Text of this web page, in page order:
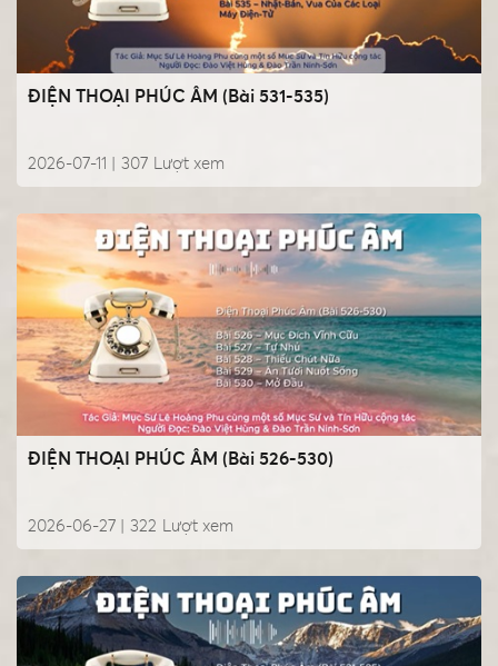
ĐIỆN THOẠI PHÚC ÂM (Bài 531-535)
2026-07-11 | Lượt xem
307
ĐIỆN THOẠI PHÚC ÂM (Bài 526-530)
2026-06-27 | Lượt xem
322